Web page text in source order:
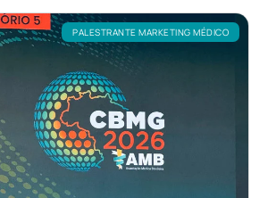
PALESTRANTE MARKETING MÉDICO